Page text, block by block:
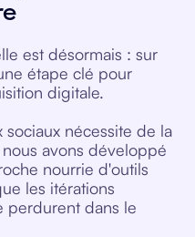
est désormais : sur
étape clé pour
digitale.
sociaux nécessite de la
avons développé
nourrie d'outils
les itérations
perdurent dans le